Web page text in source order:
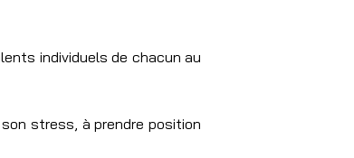
individuels de chacun au
stress, à prendre position